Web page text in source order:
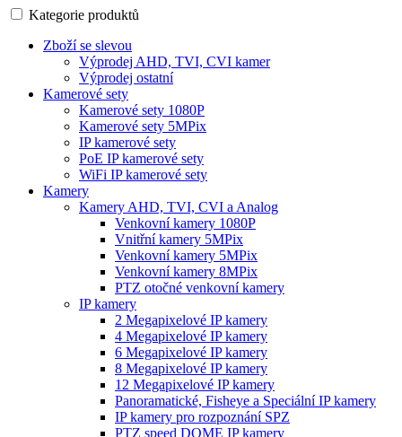
Kategorie produktů
Zboží se slevou
Výprodej AHD, TVI, CVI kamer
Výprodej ostatní
Kamerové sety
Kamerové sety 1080P
Kamerové sety 5MPix
IP kamerové sety
PoE IP kamerové sety
WiFi IP kamerové sety
Kamery
Kamery AHD, TVI, CVI a Analog
Venkovní kamery 1080P
Vnitřní kamery 5MPix
Venkovní kamery 5MPix
Venkovní kamery 8MPix
PTZ otočné venkovní kamery
IP kamery
2 Megapixelové IP kamery
4 Megapixelové IP kamery
6 Megapixelové IP kamery
8 Megapixelové IP kamery
12 Megapixelové IP kamery
Panoramatické, Fisheye a Speciální IP kamery
IP kamery pro rozpoznání SPZ
PTZ speed DOME IP kamery